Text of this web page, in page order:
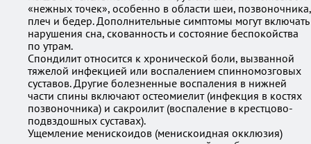
«нежных точек», особенно в области шеи, позвоночника,
плеч и бедер. Дополнительные симптомы могут включать
нарушения сна, скованность и состояние беспокойства
по утрам.
Спондилит относится к хронической боли, вызванной
тяжелой инфекцией или воспалением спинномозговых
суставов. Другие болезненные воспаления в нижней
части спины включают остеомиелит (инфекция в костях
позвоночника) и сакроилит (воспаление в крестцово-
подвздошных суставах).
Ущемление менискоидов (менискоидная окклюзия)